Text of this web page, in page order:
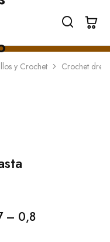
y Crochet Crochet
– 0,8